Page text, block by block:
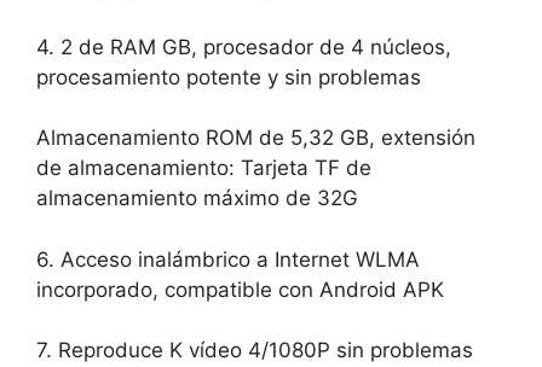
4. 2 de RAM GB, procesador de 4 núcleos,
procesamiento potente y sin problemas
Almacenamiento ROM de 5,32 GB, extensión
de almacenamiento: Tarjeta TF de
almacenamiento máximo de 32G
6. Acceso inalámbrico a Internet WLMA
incorporado, compatible con Android APK
7. Reproduce K vídeo 4/1080P sin problemas